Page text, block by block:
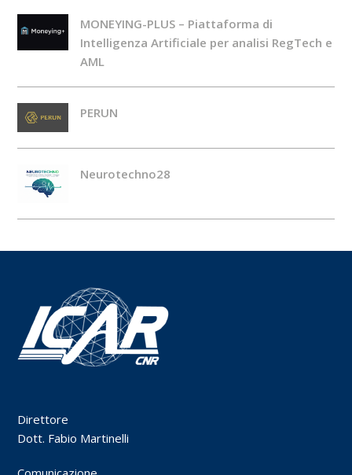
MONEYING-PLUS – Piattaforma di
Intelligenza Artificiale per analisi RegTech e
AML
PERUN
Neurotechno28
Direttore
Dott. Fabio Martinelli